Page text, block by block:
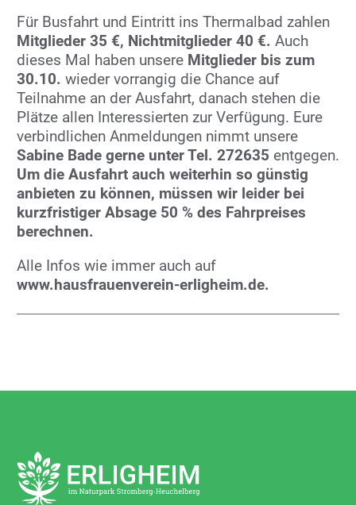
Für Busfahrt und Eintritt ins Thermalbad zahlen
Mitglieder 35 €, Nichtmitglieder 40 €. Auch
dieses Mal haben unsere Mitglieder bis zum
30.10. wieder vorrangig die Chance auf
Teilnahme an der Ausfahrt, danach stehen die
Plätze allen Interessierten zur Verfügung. Eure
verbindlichen Anmeldungen nimmt unsere
Sabine Bade gerne unter Tel. 272635 entgegen.
Um die Ausfahrt auch weiterhin so günstig
anbieten zu können, müssen wir leider bei
kurzfristiger Absage 50 % des Fahrpreises
berechnen.
Alle Infos wie immer auch auf
www.hausfrauenverein-erligheim.de.